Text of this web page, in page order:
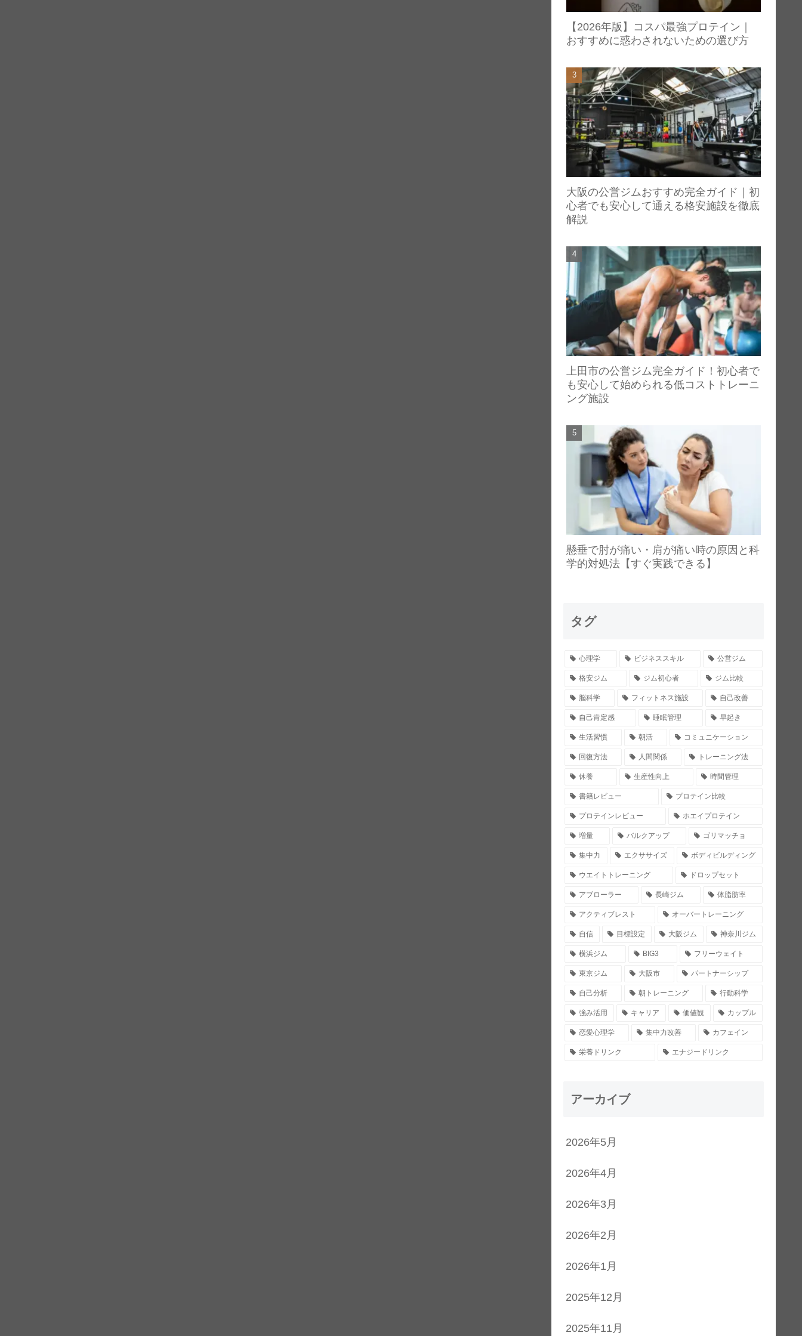
【2026年版】コスパ最強プロテイン｜
おすすめに惑わされないための選び方
大阪の公営ジムおすすめ完全ガイド｜初
心者でも安心して通える格安施設を徹底
解説
上田市の公営ジム完全ガイド！初心者で
も安心して始められる低コストトレーニ
ング施設
懸垂で肘が痛い・肩が痛い時の原因と科
学的対処法【すぐ実践できる】
タグ
心理学 ビジネススキル 公営ジム
格安ジム ジム初心者 ジム比較
脳科学 フィットネス施設 自己改善
自己肯定感 睡眠管理 早起き
生活習慣 朝活 コミュニケーション
回復方法 人間関係 トレーニング法
休養 生産性向上 時間管理
書籍レビュー プロテイン比較
プロテインレビュー ホエイプロテイン
増量 バルクアップ ゴリマッチョ
集中力 エクササイズ ボディビルディング
ウエイトトレーニング ドロップセット
アブローラー 長崎ジム 体脂肪率
アクティブレスト オーバートレーニング
自信 目標設定 大阪ジム 神奈川ジム
横浜ジム BIG3 フリーウェイト
東京ジム 大阪市 パートナーシップ
自己分析 朝トレーニング 行動科学
強み活用 キャリア 価値観 カップル
恋愛心理学 集中力改善 カフェイン
栄養ドリンク エナジードリンク
アーカイブ
2026年5月
2026年4月
2026年3月
2026年2月
2026年1月
2025年12月
2025年11月